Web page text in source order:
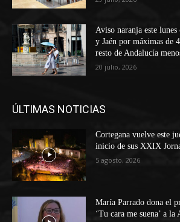
Aviso naranja este
y Jaén por máximas de
resto de Andalucía
20 julio, 2026
ÚLTIMAS NOTICIAS
Cortegana vuelve este
inicio de sus XXIX
5 agosto, 2026
María Parrado dona el
‘Tu cara me suena’ a